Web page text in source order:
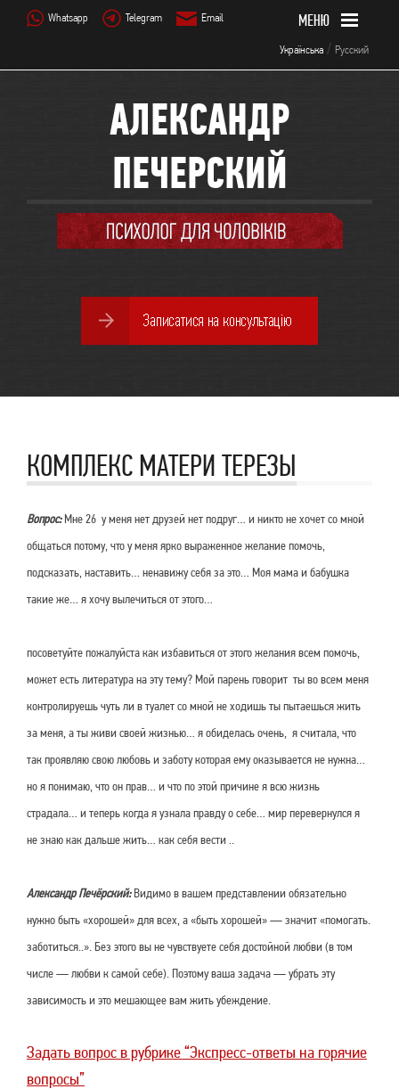
Whatsapp Telegram Email
Українська / Русский
АЛЕКСАНДР
ПЕЧЕРСКИЙ
КОМПЛЕКС МАТЕРИ ТЕРЕЗЫ
Вопрос:Мне 26 у меня нет друзей нет подруг… и никто не хочет со мной
общаться потому, что у меня ярко выраженное желание помочь,
подсказать, наставить… ненавижу себя за это… Моя мама и бабушка
такие же… я хочу вылечиться от этого…
посоветуйте пожалуйста как избавиться от этого желания всем помочь,
может есть литература на эту тему? Мой парень говорит ты во всем меня
контролируешь чуть ли в туалет со мной не ходишь ты пытаешься жить
за меня, а ты живи своей жизнью… я обиделась очень, я считала, что
так проявляю свою любовь и заботу которая ему оказывается не нужна…
но я понимаю, что он прав… и что по этой причине я всю жизнь
страдала… и теперь когда я узнала правду о себе… мир перевернулся я
не знаю как дальше жить… как себя вести ..
Александр Печёрский:Видимо в вашем представлении обязательно
нужно быть «хорошей» для всех, а «быть хорошей» — значит «помогать.
заботиться..». Без этого вы не чувствуете себя достойной любви (в том
числе — любви к самой себе). Поэтому ваша задача — убрать эту
зависимость и это мешающее вам жить убеждение.
Задать вопрос в рубрике “Экспресс-ответы на горячие
вопросы”